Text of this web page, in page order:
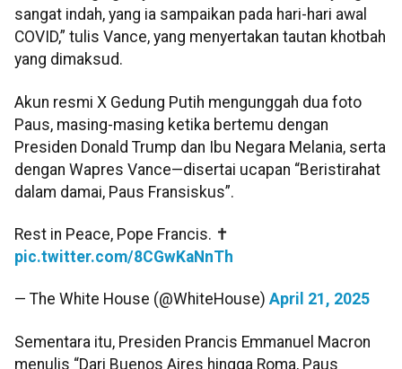
sangat indah, yang ia sampaikan pada hari-hari awal
COVID,” tulis Vance, yang menyertakan tautan khotbah
yang dimaksud.
Akun resmi X Gedung Putih mengunggah dua foto
Paus, masing-masing ketika bertemu dengan
Presiden Donald Trump dan Ibu Negara Melania, serta
dengan Wapres Vance—disertai ucapan “Beristirahat
dalam damai, Paus Fransiskus”.
Rest in Peace, Pope Francis. ✝️
pic.twitter.com/8CGwKaNnTh
— The White House (@WhiteHouse) April 21, 2025
Sementara itu, Presiden Prancis Emmanuel Macron
menulis “Dari Buenos Aires hingga Roma, Paus